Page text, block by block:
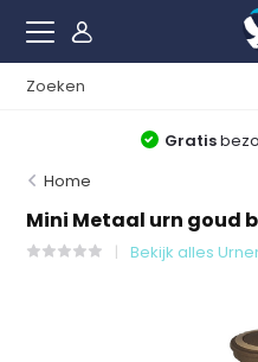
Gratis
Home
Mini Metaal urn goud
Bekijk alles